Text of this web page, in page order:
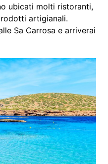
ubicati molti ristoranti,
artigianali.
Sa Carrosa e arriverai